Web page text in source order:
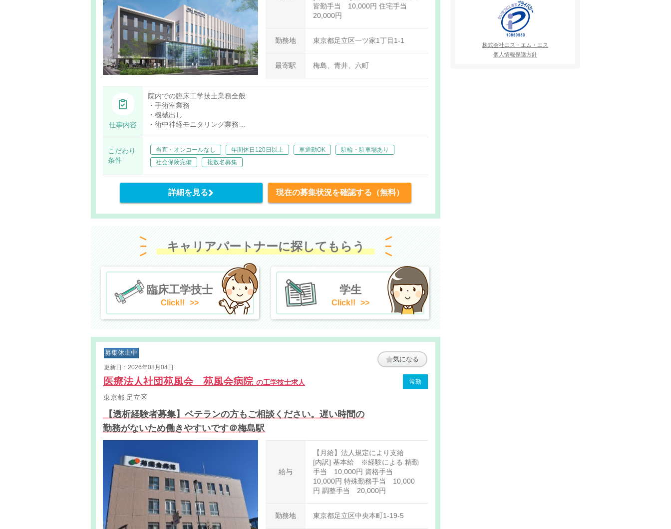
皆勤手当 10,000円 住宅手当
20,000円
勤務地 東京都足立区一ツ家1丁目1-1
最寄駅 梅島、青井、六町
仕事内容
院内での臨床工学技士業務全般
・手術室業務
・機械出し
・術中神経モニタリング業務
・機器管理業務
・医療機器管理業務
こだわり
条件
当直・オンコールなし 年間休日120日以上 車通勤OK
駐輪・駐車場あり
社会保険完備
複数名募集
詳細を見る 現在の募集状況を確認する（無料）
キャリアパートナーに探してもらう
臨床工学技士
Click!!
学生
Click!!
募集休止中
更新日：2026年08月04日
気になる
医療法人社団苑風会 苑風会病院 の工学技士求人 常勤
東京都 足立区
【透析経験者募集】ベテランの方もご相談ください。遅い時間の
勤務がないため働きやすいです＠梅島駅
給与
【月給】法人規定により支給
[内訳] 基本給 ※経験による 精勤
手当 10,000円 資格手当
10,000円 特殊勤務手当 10,000
円 調整手当 20,000円
勤務地 東京都足立区中央本町1-19-5
株式会社エス・エム・エス
個人情報保護方針